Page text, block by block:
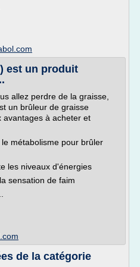
est un produit
allez perdre de la graisse,
un brûleur de graisse
avantages à acheter et
métabolisme pour brûler
les niveaux d'énergies
sensation de faim
de la catégorie